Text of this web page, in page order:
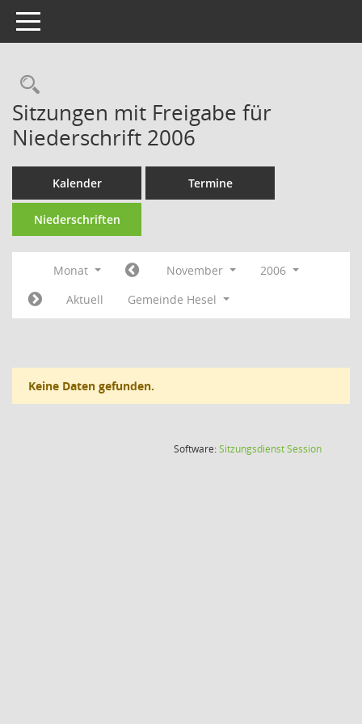
Toggle navigation
Rechercheauswahl
Sitzungen mit Freigabe für
Niederschrift 2006
Kalender Termine
Niederschriften
Monat November
2006
Aktuell
Gemeinde Hesel
Keine Daten gefunden.
Software:SitzungsdienstSession(Wird in